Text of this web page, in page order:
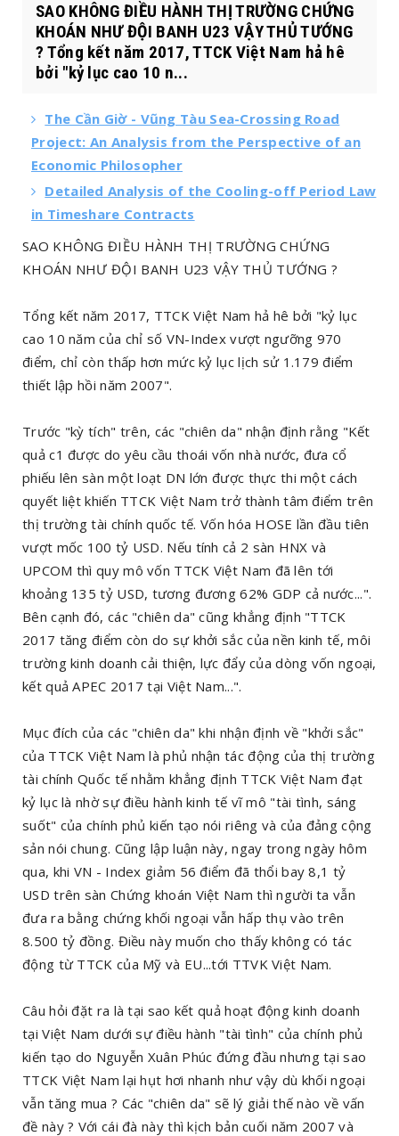
SAO KHÔNG ĐIỀU HÀNH THỊ TRƯỜNG CHỨNG
KHOÁN NHƯ ĐỘI BANH U23 VẬY THỦ TƯỚNG
? Tổng kết năm 2017, TTCK Việt Nam hả hê
bởi "kỷ lục cao 10 n...
The Cần Giờ - Vũng Tàu Sea-Crossing Road
Project: An Analysis from the Perspective of an
Economic Philosopher
Detailed Analysis of the Cooling-off Period Law
in Timeshare Contracts
SAO KHÔNG ĐIỀU HÀNH THỊ TRƯỜNG CHỨNG
KHOÁN NHƯ ĐỘI BANH U23 VẬY THỦ TƯỚNG ?
Tổng kết năm 2017, TTCK Việt Nam hả hê bởi "kỷ lục
cao 10 năm của chỉ số VN-Index vượt ngưỡng 970
điểm, chỉ còn thấp hơn mức kỷ lục lịch sử 1.179 điểm
thiết lập hồi năm 2007".
Trước "kỳ tích" trên, các "chiên da" nhận định rằng "Kết
quả c1 được do yêu cầu thoái vốn nhà nước, đưa cổ
phiếu lên sàn một loạt DN lớn được thực thi một cách
quyết liệt khiến TTCK Việt Nam trở thành tâm điểm trên
thị trường tài chính quốc tế. Vốn hóa HOSE lần đầu tiên
vượt mốc 100 tỷ USD. Nếu tính cả 2 sàn HNX và
UPCOM thì quy mô vốn TTCK Việt Nam đã lên tới
khoảng 135 tỷ USD, tương đương 62% GDP cả nước...".
Bên cạnh đó, các "chiên da" cũng khẳng định "TTCK
2017 tăng điểm còn do sự khởi sắc của nền kinh tế, môi
trường kinh doanh cải thiện, lực đẩy của dòng vốn ngoại,
kết quả APEC 2017 tại Việt Nam...".
Mục đích của các "chiên da" khi nhận định về "khởi sắc"
của TTCK Việt Nam là phủ nhận tác động của thị trường
tài chính Quốc tế nhằm khẳng định TTCK Việt Nam đạt
kỷ lục là nhờ sự điều hành kinh tế vĩ mô "tài tình, sáng
suốt" của chính phủ kiến tạo nói riêng và của đảng cộng
sản nói chung. Cũng lập luận này, ngay trong ngày hôm
qua, khi VN - Index giảm 56 điểm đã thổi bay 8,1 tỷ
USD trên sàn Chứng khoán Việt Nam thì người ta vẫn
đưa ra bằng chứng khối ngoại vẫn hấp thụ vào trên
8.500 tỷ đồng. Điều này muốn cho thấy không có tác
động từ TTCK của Mỹ và EU...tới TTVK Việt Nam.
Câu hỏi đặt ra là tại sao kết quả hoạt động kinh doanh
tại Việt Nam dưới sự điều hành "tài tình" của chính phủ
kiến tạo do Nguyễn Xuân Phúc đứng đầu nhưng tại sao
TTCK Việt Nam lại hụt hơi nhanh như vậy dù khối ngoại
vẫn tăng mua ? Các "chiên da" sẽ lý giải thế nào về vấn
đề này ? Với cái đà này thì kịch bản cuối năm 2007 và